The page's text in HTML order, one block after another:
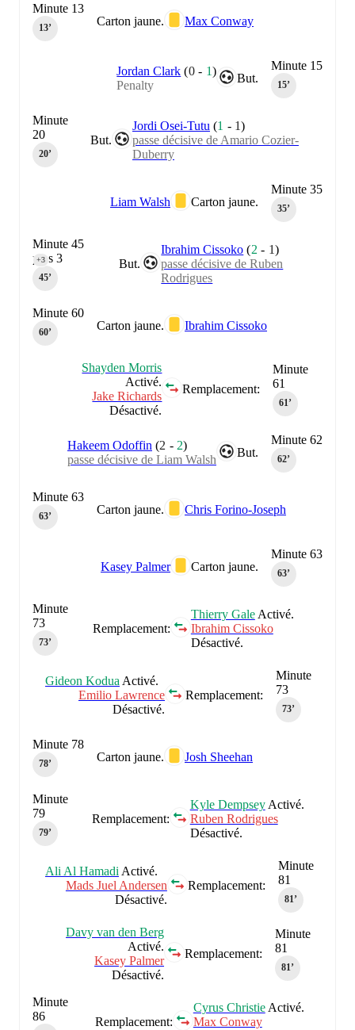
Carton jaune. Max Conway
Minute 13
13‎’‎
Minute 15
15‎’‎
But.
Jordan Clark (0- 1)
Penalty
But.
Jordi Osei-Tutu (1 - 1)
passe décisive de Amario Cozier-
Duberry
Minute
20
20‎’‎
Minute 35
35‎’‎
Carton jaune.
Liam Walsh
But.
Ibrahim Cissoko (2 - 1)
passe décisive de Ruben
Rodrigues
Minute 45
plus 3
45‎’‎
+3
Carton jaune. Ibrahim Cissoko
Minute 60
60‎’‎
Minute
61
61‎’‎
Remplacement:
Shayden Morris
Activé.
Jake Richards
Désactivé.
Minute 62
62‎’‎
But.
Hakeem Odoffin (2 - 2)
passe décisive de Liam Walsh
Carton jaune. Chris Forino-Joseph
Minute 63
63‎’‎
Minute 63
63‎’‎
Carton jaune.
Kasey Palmer
Remplacement:
Thierry GaleActivé.
Ibrahim Cissoko
Désactivé.
Minute
73
73‎’‎
Minute
73
73‎’‎
Remplacement:
Gideon Kodua Activé.
Emilio Lawrence
Désactivé.
Carton jaune. Josh Sheehan
Minute 78
78‎’‎
Remplacement:
Kyle DempseyActivé.
Ruben Rodrigues
Désactivé.
Minute
79
79‎’‎
Minute
81
81‎’‎
Remplacement:
Ali Al Hamadi Activé.
Mads Juel Andersen
Désactivé.
Minute
81
81‎’‎
Remplacement:
Davy van den Berg
Activé.
Kasey Palmer
Désactivé.
Remplacement:
Cyrus ChristieActivé.
Max Conway
Minute
86